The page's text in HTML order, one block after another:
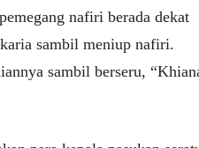
nafiri berada dekat
sambil meniup nafiri.
sambil berseru,